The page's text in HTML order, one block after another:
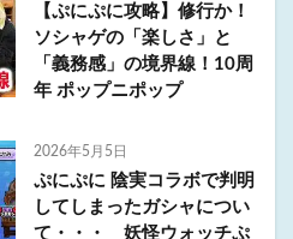
【ぷにぷに攻略】修行か！
ソシャゲの「楽しさ」と
「義務感」の境界線！10周
年 ポップニポップ
2026年5月5日
ぷにぷに 陰実コラボで判明
してしまったガシャについ
て・・・ 妖怪ウォッチぷ